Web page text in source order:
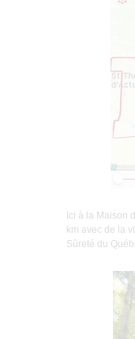
Ici à la Maison
km avec de la
Sûreté du